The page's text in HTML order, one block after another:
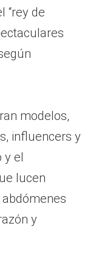
“rey de
modelos,
influencers y
y el
lucen
y